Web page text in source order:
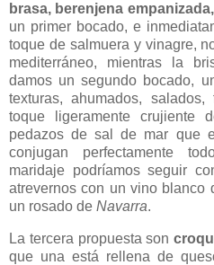
brasa, berenjena
un primer bocado, e
toque de salmuera y vinagre,
mediterráneo, mientras la
damos un segundo bocado,
texturas, ahumados,
toque ligeramente crujiente
pedazos de sal de mar que
conjugan perfectamente
maridaje podríamos seguir
atrevernos con un vino blanco
un rosado de Navarra.
La tercera propuesta son
que una está rellena de